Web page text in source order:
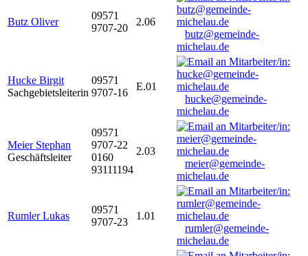
Butz Oliver
09571
9707-20
2.06
butz@gemeinde-
michelau.de
Hucke Birgit
Sachgebietsleiterin
09571
9707-16
E.01
hucke@gemeinde-
michelau.de
Meier Stephan
Geschäftsleiter
09571
9707-22
0160
93111194
2.03
meier@gemeinde-
michelau.de
Rumler Lukas
09571
9707-23
1.01
rumler@gemeinde-
michelau.de